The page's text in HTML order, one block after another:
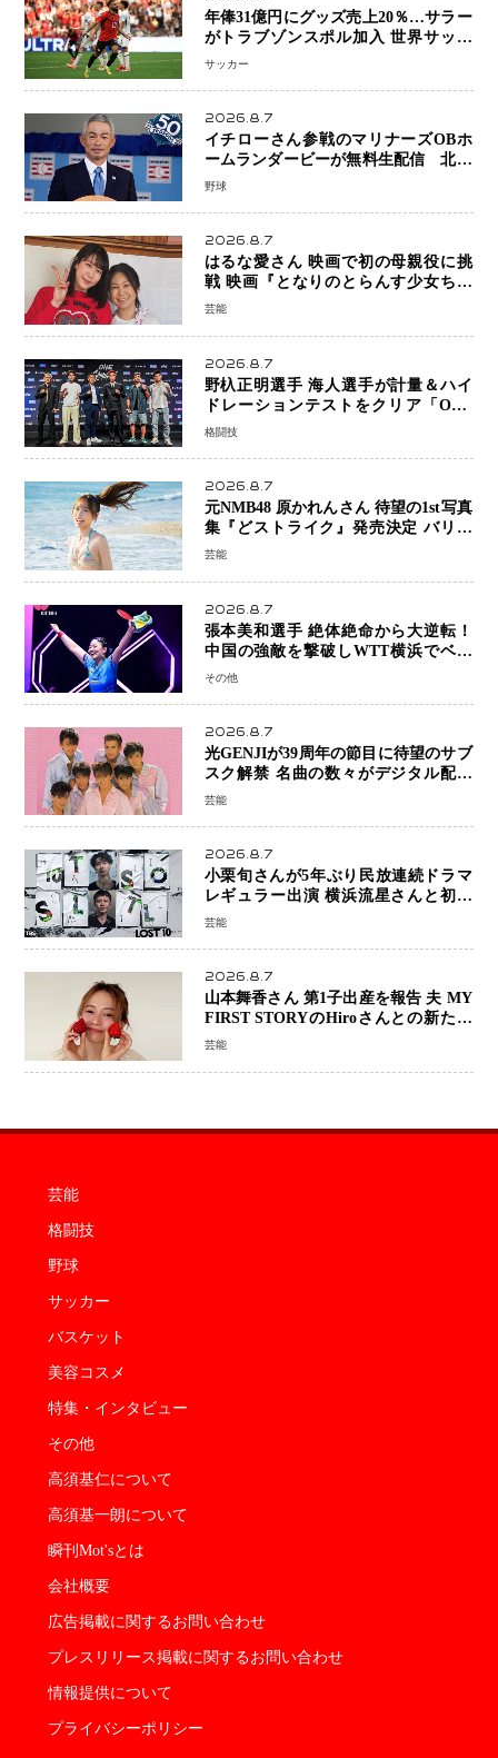
年俸31億円にグッズ売上20％…サラー
がトラブゾンスポル加入 世界サッカ
ーは「五大リーグ一強」から新時代へ
サッカー
2026.8.7
イチローさん参戦のマリナーズOBホ
ームランダービーが無料生配信 北米
ならではの“魅せる興行”に世界が注目
野球
2026.8.7
はるな愛さん 映画で初の母親役に挑
戦 映画『となりのとらんす少女ちゃ
ん』11月7日公開 未来の自分との対話
芸能
2026.8.7
野杁正明選手 海人選手が計量＆ハイ
ドレーションテストをクリア「ONE
SAMURAI 2」決戦へ万全の準備整う
格闘技
2026.8.7
元NMB48 原かれんさん 待望の1st写真
集『どストライク』発売決定 バリで
魅せる25歳の新境地
芸能
2026.8.7
張本美和選手 絶体絶命から大逆転！
中国の強敵を撃破しWTT横浜でベス
ト8進出
その他
2026.8.7
光GENJIが39周年の節目に待望のサブ
スク解禁 名曲の数々がデジタル配信
へ 40周年へ向け1年間で全作品を順次
芸能
2026.8.7
小栗旬さんが5年ぶり民放連続ドラマ
レギュラー出演 横浜流星さんと初共
演『LOST10』で異色バディ結成
芸能
2026.8.7
山本舞香さん 第1子出産を報告 夫 MY
FIRST STORYのHiroさんとの新たな
家族生活「母子ともに健康」
芸能
芸能
格闘技
野球
サッカー
バスケット
美容コスメ
特集・インタビュー
その他
高須基仁について
高須基一朗について
瞬刊Mot'sとは
会社概要
広告掲載に関するお問い合わせ
プレスリリース掲載に関するお問い合わせ
情報提供について
プライバシーポリシー